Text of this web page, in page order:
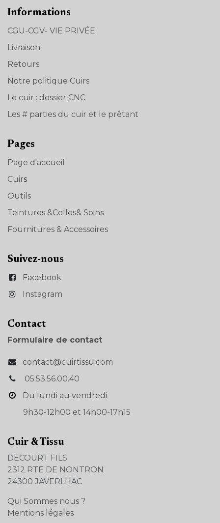
Informations
CGU-CGV- VIE PRIVÉE
Livraison
Retours
Notre politique Cuirs
Le cuir : dossier CNC
Les # parties du cuir et le prêtant
Pages
Page d'accueil
Cuirs
Outils
Teintures &Colles& Soins
Fournitures & Accessoires
Suivez-nous
Facebook
Instagram
Con​tact
Formulaire de contact
contact@cuirtissu.com
05.53.56.00.40
Du lundi au vendredi
9h30-12h00 et 14h00-17h15
Cuir & Tissu
DECOURT FILS
2312 RTE DE NONTRON
24300 JAVERLHAC
Qui Sommes nous ?
Mentions légales